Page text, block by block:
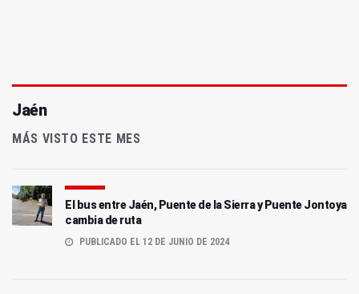
Jaén
MÁS VISTO ESTE MES
El bus entre Jaén, Puente de la Sierra y Puente Jontoya
cambia de ruta
PUBLICADO EL 12 DE JUNIO DE 2024